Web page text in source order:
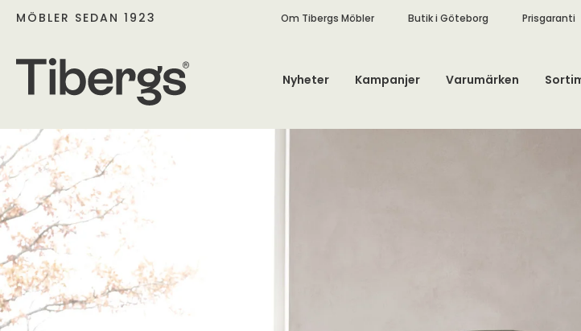
MÖBLER SEDAN 1923 Om Tibergs Möbler Butik i Göteborg Prisgaranti
Nyheter Kampanjer Varumärken